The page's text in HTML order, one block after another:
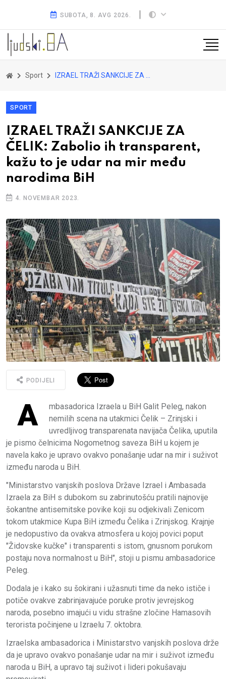
SUBOTA, 8. AVG 2026.
Sport IZRAEL TRAŽI SANKCIJE ZA ČELIK: Zabolio ih transparent, kažu to je udar na mir među narodima BiH
SPORT
IZRAEL TRAŽI SANKCIJE ZA
ČELIK: Zabolio ih transparent,
kažu to je udar na mir među
narodima BiH
4. NOVEMBAR 2023.
PODIJELI
A
mbasadorica Izraela u BiH Galit Peleg, nakon
nemilih scena na utakmici Čelik – Zrinjski i
uvredljivog transparenata navijača Čelika, uputila
je pismo čelnicima Nogometnog saveza BiH u kojem je
navela kako je upravo ovakvo ponašanje udar na mir i suživot
između naroda u BiH.
"Ministarstvo vanjskih poslova Države Izrael i Ambasada
Izraela za BiH s dubokom su zabrinutošću pratili najnovije
šokantne antisemitske povike koji su odjekivali Zenicom
tokom utakmice Kupa BiH između Čelika i Zrinjskog. Krajnje
je nedopustivo da ovakva atmosfera u kojoj povici poput
"Židovske kučke" i transparenti s istom, gnusnom porukom
postaju nova normalnost u BiH", stoji u pismu ambasadorice
Peleg.
Dodala je i kako su šokirani i užasnuti time da neko ističe i
potiče ovakve zabrinjavajuće poruke protiv jevrejskog
naroda, posebno imajući u vidu strašne zločine Hamasovih
terorista počinjene u Izraelu 7. oktobra.
Izraelska ambasadorica i Ministarstvo vanjskih poslova drže
da je upravo ovakvo ponašanje udar na mir i suživot između
naroda u BiH, a upravo taj suživot i lideri pokušavaju